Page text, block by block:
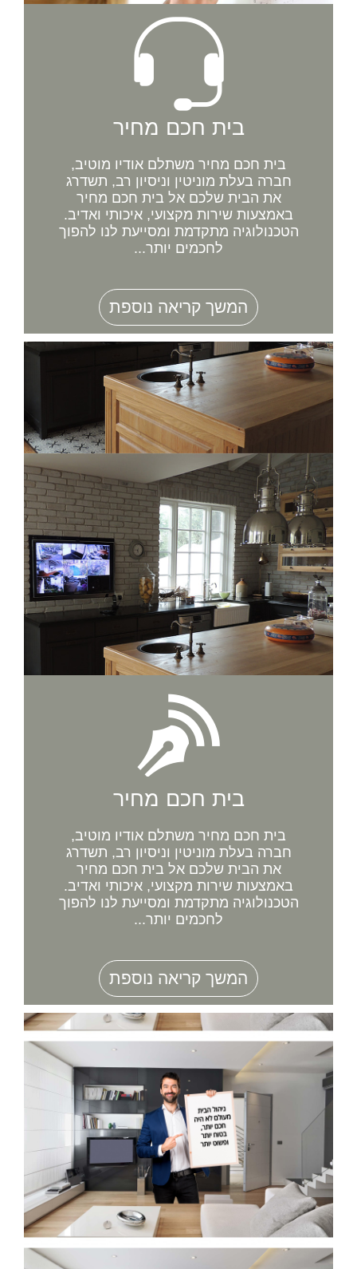
בית חכם מחיר
בית חכם מחיר משתלם אודיו מוטיב,
חברה בעלת מוניטין וניסיון רב, תשדרג
את הבית שלכם אל בית חכם מחיר
באמצעות שירות מקצועי, איכותי ואדיב.
הטכנולוגיה מתקדמת ומסייעת לנו להפוך
לחכמים יותר...
המשך קריאה נוספת
בית חכם מחיר
בית חכם מחיר משתלם אודיו מוטיב,
חברה בעלת מוניטין וניסיון רב, תשדרג
את הבית שלכם אל בית חכם מחיר
באמצעות שירות מקצועי, איכותי ואדיב.
הטכנולוגיה מתקדמת ומסייעת לנו להפוך
לחכמים יותר...
המשך קריאה נוספת